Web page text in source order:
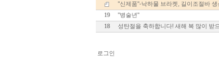
"신제품"-낙하물 브라켓, 길이조절바 생
19
"병술년"
18
성탄절을 축하합니다! 새해 복 많이 받
로그인